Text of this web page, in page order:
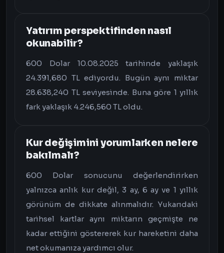
Yatırım perspektifinden nasıl
okunabilir?
600 Dolar 10.08.2025 tarihinde yaklaşık
24.391,680 TL ediyordu. Bugün aynı miktar
28.638,240 TL seviyesinde. Buna göre 1 yıllık
fark yaklaşık 4.246,560 TL oldu.
Kur değişimini yorumlarken nelere
bakılmalı?
600 Dolar sonucunu değerlendirirken
yalnızca anlık kur değil, 3 ay, 6 ay ve 1 yıllık
görünüm de dikkate alınmalıdır. Yukarıdaki
tarihsel kartlar aynı miktarın geçmişte ne
kadar ettiğini göstererek kur hareketini daha
net okumanıza yardımcı olur.